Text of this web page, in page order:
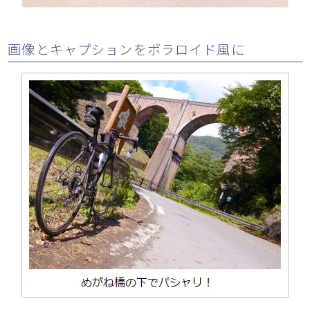
画像とキャプションをポラロイド風に